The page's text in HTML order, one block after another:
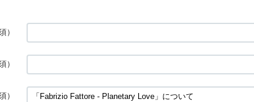
）
）
）